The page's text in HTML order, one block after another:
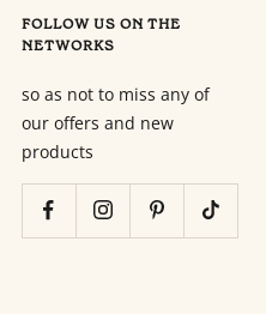
FOLLOW US ON THE
NETWORKS
so as not to miss any of
our offers and new
products